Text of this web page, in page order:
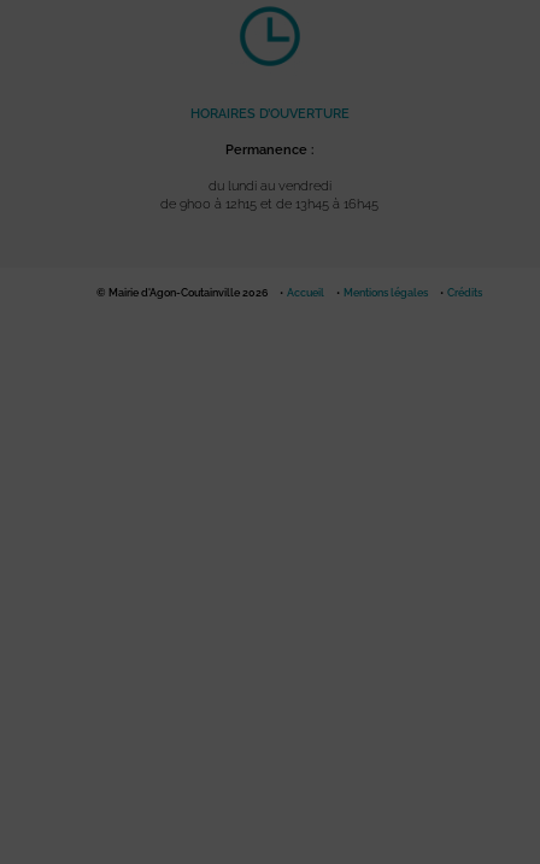
HORAIRES D’OUVERTURE
Permanence :
du lundi au vendredi
de 9h00 à 12h15 et de 13h45 à 16h45
© Mairie d'Agon-Coutainville 2026 Accueil Mentions légales Crédits